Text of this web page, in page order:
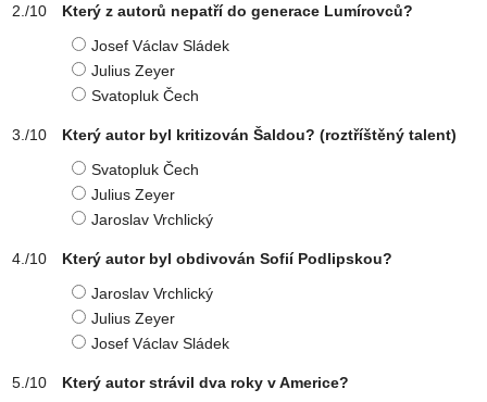
Který z autorů nepatří do generace Lumírovců?
Josef Václav Sládek
Julius Zeyer
Svatopluk Čech
Který autor byl kritizován Šaldou? (roztříštěný talent)
Svatopluk Čech
Julius Zeyer
Jaroslav Vrchlický
Který autor byl obdivován Sofií Podlipskou?
Jaroslav Vrchlický
Julius Zeyer
Josef Václav Sládek
Který autor strávil dva roky v Americe?